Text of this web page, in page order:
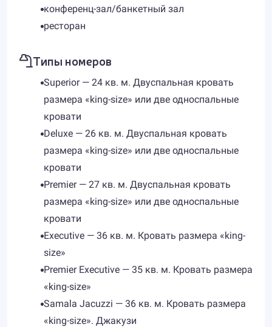
конференц-зал/банкетный зал
ресторан
Типы номеров
Superior — 24 кв. м. Двуспальная кровать
размера «king-size» или две односпальные
кровати
Deluxe — 26 кв. м. Двуспальная кровать
размера «king-size» или две односпальные
кровати
Premier — 27 кв. м. Двуспальная кровать
размера «king-size» или две односпальные
кровати
Executive — 36 кв. м. Кровать размера «king-
size»
Premier Executive — 35 кв. м. Кровать размера
«king-size»
Samala Jacuzzi — 36 кв. м. Кровать размера
«king-size». Джакузи